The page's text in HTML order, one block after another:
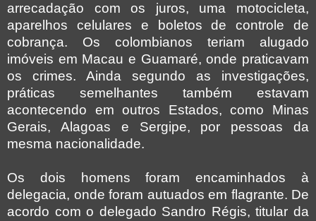
arrecadação com os juros, uma motocicleta,
aparelhos celulares e boletos de controle de
cobrança. Os colombianos teriam alugado
imóveis em Macau e Guamaré, onde praticavam
os crimes. Ainda segundo as investigações,
práticas semelhantes também estavam
acontecendo em outros Estados, como Minas
Gerais, Alagoas e Sergipe, por pessoas da
mesma nacionalidade.
Os dois homens foram encaminhados à
delegacia, onde foram autuados em flagrante. De
acordo com o delegado Sandro Régis, titular da